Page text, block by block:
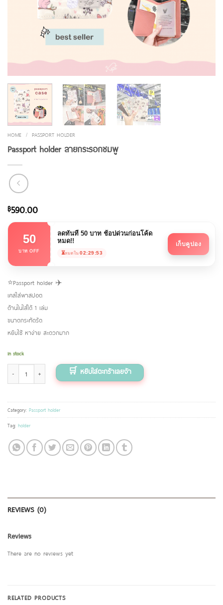
HOME / PASSPORT HOLDER
Passport holder ลายกระรอกชมพู
฿590.00
50
บาท OFF
ลดทันที 50 บาท ช้อปด่วนก่อนโค้ด
หมด!!
⏳หมดใน 02:29:53
เก็บคูปอง
⭐️Passport holder ✈️
เคสใส่พาสปอต
ด้านในใส่ได้ 1 เล่ม
ขนาดกระทัดรัด
หยิบใช้ หาง่าย สะดวกมาก
In stock
Passport holder ลายกระรอกชมพู quantity
Category: Passport holder
Tag: holder
REVIEWS (0)
Reviews
There are no reviews yet
RELATED PRODUCTS